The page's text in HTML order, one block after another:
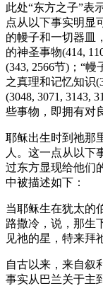
此处“东方之子”表
点从以下事实明显
的幔子和一切器皿
的神圣事物(414,
(343, 2566节)；“幔
之真理和记忆知识
(3048, 3071, 3143,
些事物，即拥有对
耶稣出生时到祂那
人。这一点从以下
过东方显现给他们
中被描述如下：
当耶稣生在犹太的
路撒冷，说，那生
见祂的星，特来拜
自古以来，来自叙
事实从巴兰关于主